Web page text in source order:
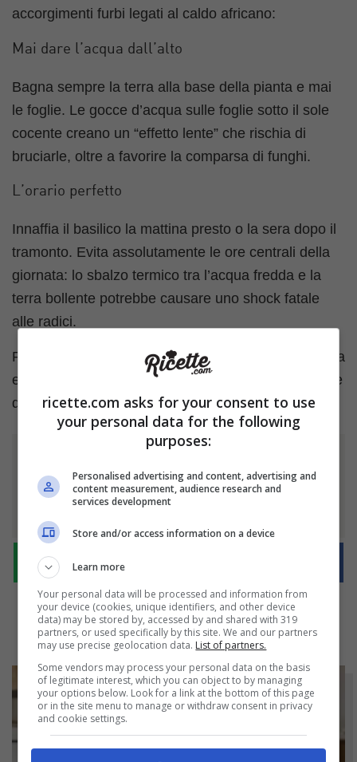
accorgimenti furbi legati al caldo africano:
Mai dare l’acqua dall’alto
Bagna sempre la terra alla base della pianta e mai
le foglie. Le gocce d’acqua sulle foglie sotto il sole
cocente creano un “effetto lente” che rischia di
bruciarle, oltre a favorire la comparsa di funghi.
L’orario perfetto
Innaffia il basilico la mattina presto o la sera dopo il
tramonto. Evita assolutamente le ore centrali della
giornata: lo sbalzo termico tra l’acqua fredda e la
terra bollente potrebbe causare uno shock fatale
alle radici.
Raccogli le foglie che hai tagliato durante la potatura
e usale subito per un sugo fresco: sono le più ricche
di oli essenziali e profumatissime!
Ti è piaciuto l'articolo?
Condividilo
ricette.com asks for your consent to use
your personal data for the following
purposes:
Personalised advertising and content, advertising and
content measurement, audience research and
services development
Store and/or access information on a device
Learn more
Your personal data will be processed and information from
your device (cookies, unique identifiers, and other device
data) may be stored by, accessed by and shared with 319
partners, or used specifically by this site. We and our partners
may use precise geolocation data. List of partners.
Some vendors may process your personal data on the basis
of legitimate interest, which you can object to by managing
your options below. Look for a link at the bottom of this page
or in the site menu to manage or withdraw consent in privacy
and cookie settings.